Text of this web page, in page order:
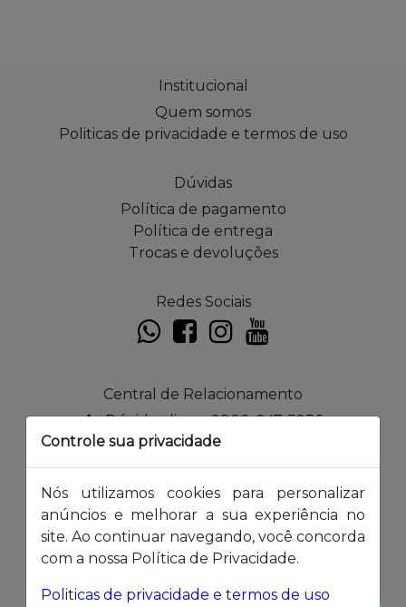
Institucional
Quem somos
Politicas de privacidade e termos de uso
Dúvidas
Política de pagamento
Política de entrega
Trocas e devoluções
Redes Sociais
Central de Relacionamento
Dúvidas, ligue 0800-047-3236
Horário de atendimento: segunda à sexta das
8 às 18h
Formas de pagamento:
Controle sua privacidade
Nós utilizamos cookies para personalizar
anúncios e melhorar a sua experiência no
site. Ao continuar navegando, você concorda
com a nossa Política de Privacidade.
Politicas de privacidade e termos de uso